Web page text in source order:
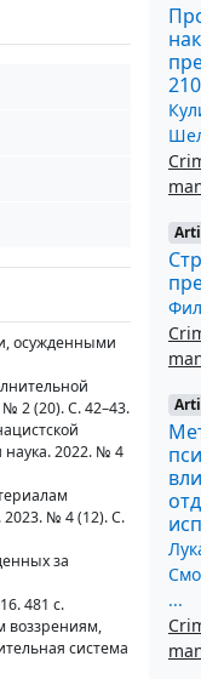
осужденными
2 (20). С. 42–43.
2022. № 4
№ 4 (12). С.
за
481 с.
воззрениям,
система
...